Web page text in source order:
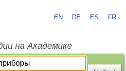
EN DE ES FR
на Академике